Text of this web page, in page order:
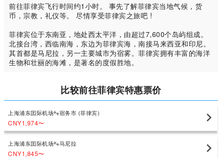
前往菲律宾飞行时间约1小时。 事先了解菲律宾当地气候，货
币，宗教，礼仪等。 尽情享受菲律宾之旅吧 !
菲律宾位于东南亚，地处西太平洋，由超过7,600个岛屿组成。
北接台湾，西临南海，东边为菲律宾海，南接马来西亚和印尼。
其首都是马尼拉，另一主要城市为宿雾。菲律宾拥有丰富的海洋
生物和壮丽的海滩，是著名的度假胜地。
比较前往菲律宾特惠票价
上海浦东囯际机场 宿务市 (菲律宾)
CNY1,974〜
上海浦东囯际机场 马尼拉
CNY1,845〜